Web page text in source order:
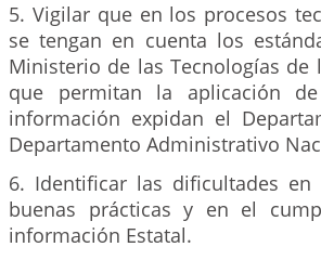
5. Vigilar que en los procesos
se tengan en cuenta los
Ministerio de las Tecnologías
que permitan la aplicación
información expidan el
Departamento Administrativo
6. Identificar las dificultades
buenas prácticas y en el
información Estatal.